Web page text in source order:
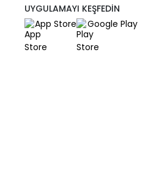
UYGULAMAYI KEŞFEDİN
App Store
Google Play